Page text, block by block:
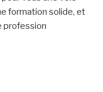
est souvent lié à
est généralement
peuvent